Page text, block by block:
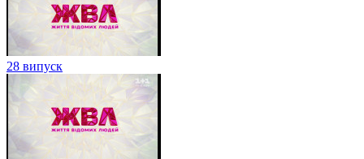
28 випуск